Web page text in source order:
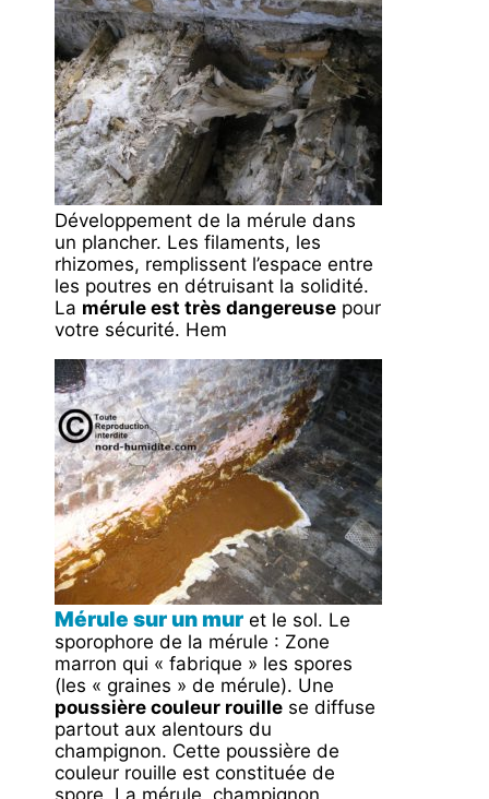
Développement de la mérule dans
un plancher. Les filaments, les
rhizomes, remplissent l’espace entre
les poutres en détruisant la solidité.
La mérule est très dangereuse pour
votre sécurité. Hem
Mérule sur un mur et le sol. Le
sporophore de la mérule : Zone
marron qui « fabrique » les spores
(les « graines » de mérule). Une
poussière couleur rouille se diffuse
partout aux alentours du
champignon. Cette poussière de
couleur rouille est constituée de
spore. La mérule, champignon